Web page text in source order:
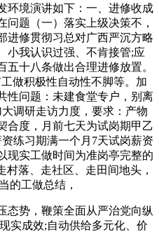
环境演讲如下：一、进修收成
问题（一）落实上级决策不，
进修贯彻习总对广西严沉方略
小我认识过强、不肯接管;应
十八条做出合理进修放置。
做积极性自动性不脚等。加
性问题：未建食堂专户，别离
调研走访力度，要求：产物
合度，月前七天为试岗期甲乙
练习期满一个月7天试岗薪资
现实工做时间为准岗亭完整的
村落、走社区、走田间地头，
的工做总结，
势，鞭策全面从严治党向纵
实成效;自动供给多元化、价